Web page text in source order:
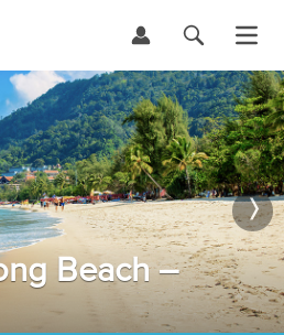
Beach –